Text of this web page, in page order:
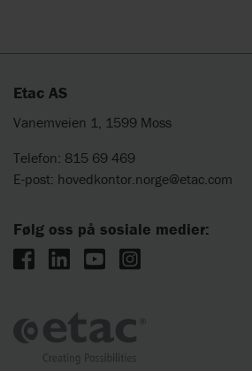
Etac AS
Vanemveien 1, 1599 Moss
Telefon: 815 69 469
E-post: hovedkontor.norge@etac.com
Følg oss på sosiale medier: